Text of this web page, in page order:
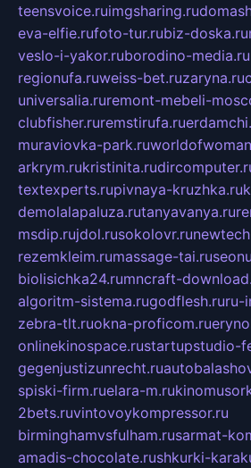
teensvoice.ruimgsharing.ru
eva-elfie.rufoto-tur.rubiz-doska.ru
veslo-i-yakor.ruborodino-media.ru
regionufa.ruweiss-bet.ruzaryna.ru
universalia.ruremont-mebeli-
clubfisher.ruremstirufa.ru
muraviovka-park.ru
arkrym.rukristinita.ru
textexperts.rupivnaya-kruzhka.ru
demolalapaluza.rutanyavanya.ru
msdip.rujdol.rusokolovr.ru
rezemkleim.rumassage-tai.ru
biolisichka24.rumncraft-
algoritm-sistema.rugodflesh.ruru-
zebra-tlt.ruokna-proficom.ru
onlinekinospace.rustartupstudio-
gegenjustizunrecht.ru
spiski-firm.ruelara-m.ru
2bets.ruvintovoykompressor.ru
birminghamvsfulham.rusarmat-
amadis-chocolate.rushkurki-